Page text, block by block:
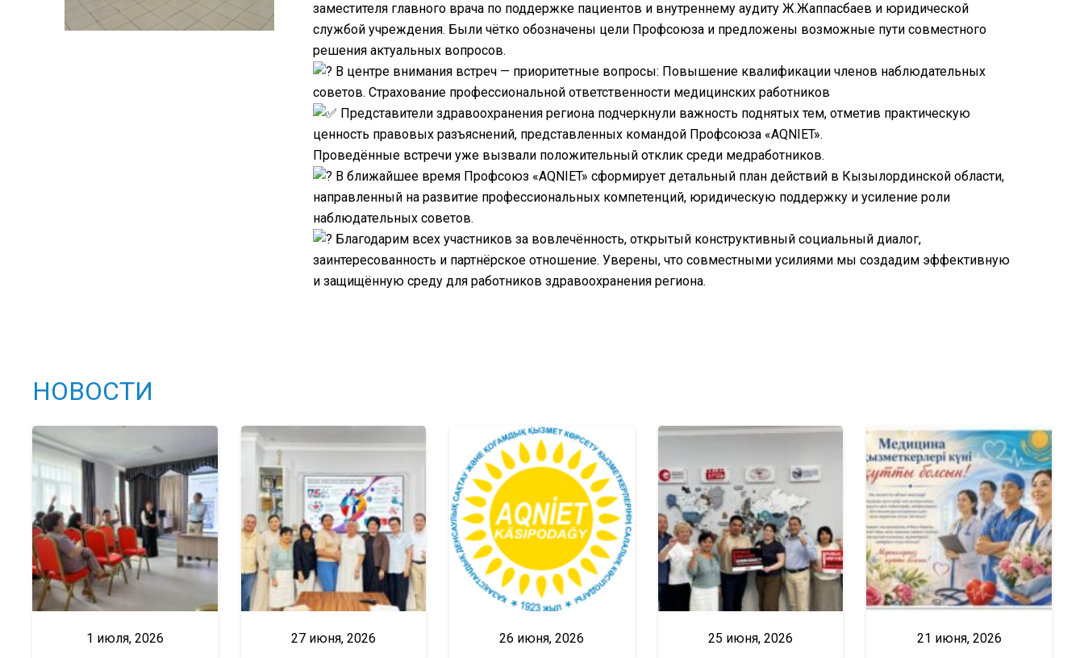
заместителя главного врача по поддержке пациентов и внутреннему аудиту Ж.Жаппасбаев и юридической
службой учреждения. Были чётко обозначены цели Профсоюза и предложены возможные пути совместного
решения актуальных вопросов.
В центре внимания встреч — приоритетные вопросы: Повышение квалификации членов наблюдательных
советов. Страхование профессиональной ответственности медицинских работников
Представители здравоохранения региона подчеркнули важность поднятых тем, отметив практическую
ценность правовых разъяснений, представленных командой Профсоюза «AQNIET».
Проведённые встречи уже вызвали положительный отклик среди медработников.
В ближайшее время Профсоюз «AQNIET» сформирует детальный план действий в Кызылординской области,
направленный на развитие профессиональных компетенций, юридическую поддержку и усиление роли
наблюдательных советов.
Благодарим всех участников за вовлечённость, открытый конструктивный социальный диалог,
заинтересованность и партнёрское отношение. Уверены, что совместными усилиями мы создадим эффективную
и защищённую среду для работников здравоохранения региона.
НОВОСТИ
1 июля, 2026 27 июня, 2026 26 июня, 2026 25 июня, 2026 21 июня, 2026